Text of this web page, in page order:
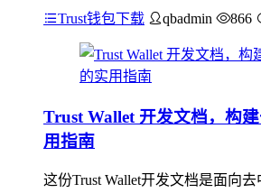
Trust钱包下载 qbadmin 866
Trust Wallet 开发文档，构
用指南
这份Trust Wallet开发文档是面向去